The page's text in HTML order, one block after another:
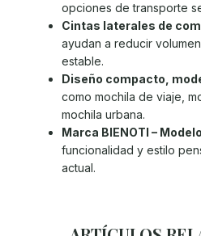
opciones de transporte
Cintas laterales de
ayudan a reducir
estable.
Diseño compacto,
como mochila de viaje,
mochila urbana.
Marca BIENOTI –
funcionalidad y estilo
actual.